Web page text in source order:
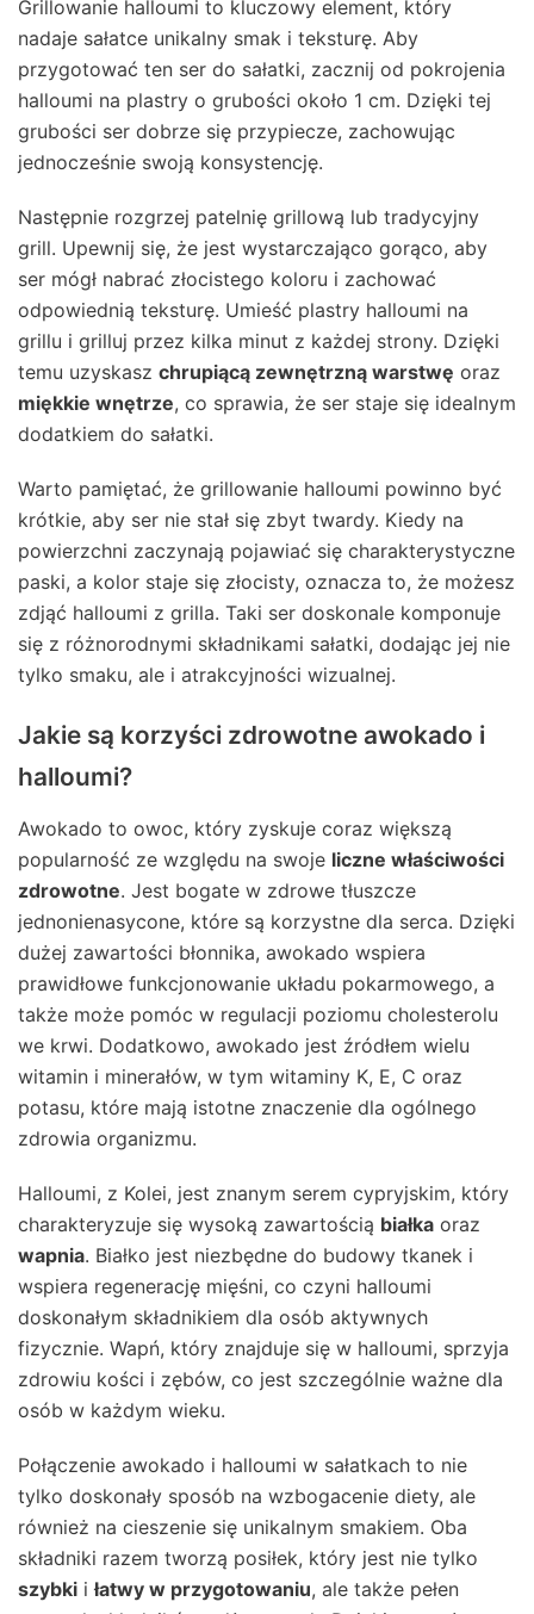
Grillowanie halloumi to kluczowy element, który
nadaje sałatce unikalny smak i teksturę. Aby
przygotować ten ser do sałatki, zacznij od pokrojenia
halloumi na plastry o grubości około 1 cm. Dzięki tej
grubości ser dobrze się przypiecze, zachowując
jednocześnie swoją konsystencję.
Następnie rozgrzej patelnię grillową lub tradycyjny
grill. Upewnij się, że jest wystarczająco gorąco, aby
ser mógł nabrać złocistego koloru i zachować
odpowiednią teksturę. Umieść plastry halloumi na
grillu i grilluj przez kilka minut z każdej strony. Dzięki
temu uzyskasz chrupiącą zewnętrzną warstwę oraz
miękkie wnętrze, co sprawia, że ser staje się idealnym
dodatkiem do sałatki.
Warto pamiętać, że grillowanie halloumi powinno być
krótkie, aby ser nie stał się zbyt twardy. Kiedy na
powierzchni zaczynają pojawiać się charakterystyczne
paski, a kolor staje się złocisty, oznacza to, że możesz
zdjąć halloumi z grilla. Taki ser doskonale komponuje
się z różnorodnymi składnikami sałatki, dodając jej nie
tylko smaku, ale i atrakcyjności wizualnej.
Jakie są korzyści zdrowotne awokado i
halloumi?
Awokado to owoc, który zyskuje coraz większą
popularność ze względu na swoje liczne właściwości
zdrowotne. Jest bogate w zdrowe tłuszcze
jednonienasycone, które są korzystne dla serca. Dzięki
dużej zawartości błonnika, awokado wspiera
prawidłowe funkcjonowanie układu pokarmowego, a
także może pomóc w regulacji poziomu cholesterolu
we krwi. Dodatkowo, awokado jest źródłem wielu
witamin i minerałów, w tym witaminy K, E, C oraz
potasu, które mają istotne znaczenie dla ogólnego
zdrowia organizmu.
Halloumi, z Kolei, jest znanym serem cypryjskim, który
charakteryzuje się wysoką zawartością białka oraz
wapnia. Białko jest niezbędne do budowy tkanek i
wspiera regenerację mięśni, co czyni halloumi
doskonałym składnikiem dla osób aktywnych
fizycznie. Wapń, który znajduje się w halloumi, sprzyja
zdrowiu kości i zębów, co jest szczególnie ważne dla
osób w każdym wieku.
Połączenie awokado i halloumi w sałatkach to nie
tylko doskonały sposób na wzbogacenie diety, ale
również na cieszenie się unikalnym smakiem. Oba
składniki razem tworzą posiłek, który jest nie tylko
szybki iłatwy w przygotowaniu, ale także pełen